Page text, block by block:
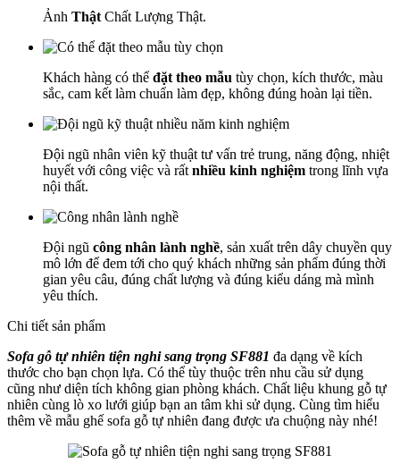
Ảnh Thật Chất Lượng Thật.
Khách hàng có thể đặt theo mẫu tùy chọn, kích thước, màu
sắc, cam kết làm chuẩn làm đẹp, không đúng hoàn lại tiền.
Đội ngũ nhân viên kỹ thuật tư vấn trẻ trung, năng động, nhiệt
huyết với công việc và rất nhiều kinh nghiệm trong lĩnh vựa
nội thất.
Đội ngũ công nhân lành nghề, sản xuất trên dây chuyền quy
mô lớn để đem tới cho quý khách những sản phẩm đúng thời
gian yêu câu, đúng chất lượng và đúng kiểu dáng mà mình
yêu thích.
Chi tiết sản phẩm
Sofa gỗ tự nhiên tiện nghi sang trọng SF881 đa dạng về kích
thước cho bạn chọn lựa. Có thể tùy thuộc trên nhu cầu sử dụng
cũng như diện tích không gian phòng khách. Chất liệu khung gỗ tự
nhiên cùng lò xo lưới giúp bạn an tâm khi sử dụng. Cùng tìm hiểu
thêm về mẫu ghế sofa gỗ tự nhiên đang được ưa chuộng này nhé!